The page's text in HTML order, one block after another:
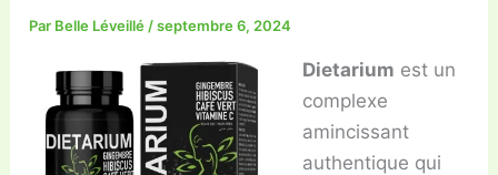
Par Belle Léveillé /septembre 6, 2024
Dietarium est un
complexe
amincissant
authentique qui